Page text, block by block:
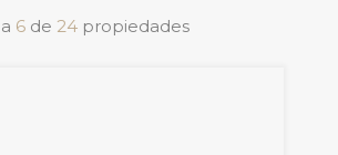
a 6 de 24 propiedades